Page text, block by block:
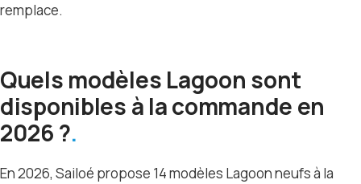
remplace.
Quels modèles Lagoon sont
disponibles à la commande en
2026 ?
En 2026, Sailoé propose 14 modèles Lagoon neufs à la